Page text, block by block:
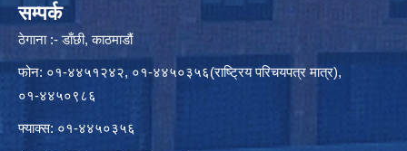
सम्पर्क
ठेगाना :- डाँछी, काठमाडौं
फोन: ०१-४४५१२४२, ०१-४४५०३५६(राष्ट्रिय परिचयपत्र मात्र),
०१-४४५०९८६
फ्याक्स: ०१-४४५०३५६